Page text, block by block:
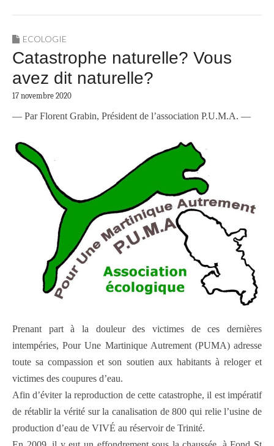
ECOLOGIE
Catastrophe naturelle? Vous
avez dit naturelle?
17 novembre 2020
— Par Florent Grabin, Président de l’association P.U.M.A. —
Prenant part à la douleur des victimes de ces dernières
intempéries, Pour Une Martinique Autrement (PUMA) adresse
toute sa compassion et son soutien aux habitants à reloger et
victimes des coupures d’eau.
Afin d’éviter la reproduction de cette catastrophe, il est impératif
de rétablir la vérité sur la canalisation de 800 qui relie l’usine de
production d’eau de VIVÉ au réservoir de Trinité.